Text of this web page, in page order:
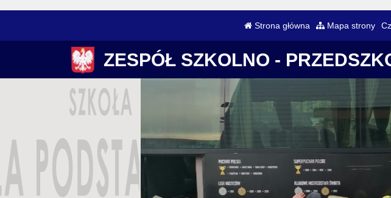
Strona główna Mapa strony
ZESPÓŁ SZKOLNO -